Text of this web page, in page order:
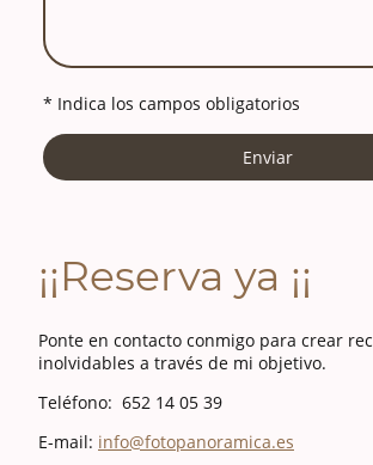
* Indica los campos obligatorios
Enviar
¡¡Reserva ya ¡¡
Ponte en contacto conmigo para crear
inolvidables a través de mi objetivo.
Teléfono: 652 14 05 39
E-mail: info@fotopanoramica.es